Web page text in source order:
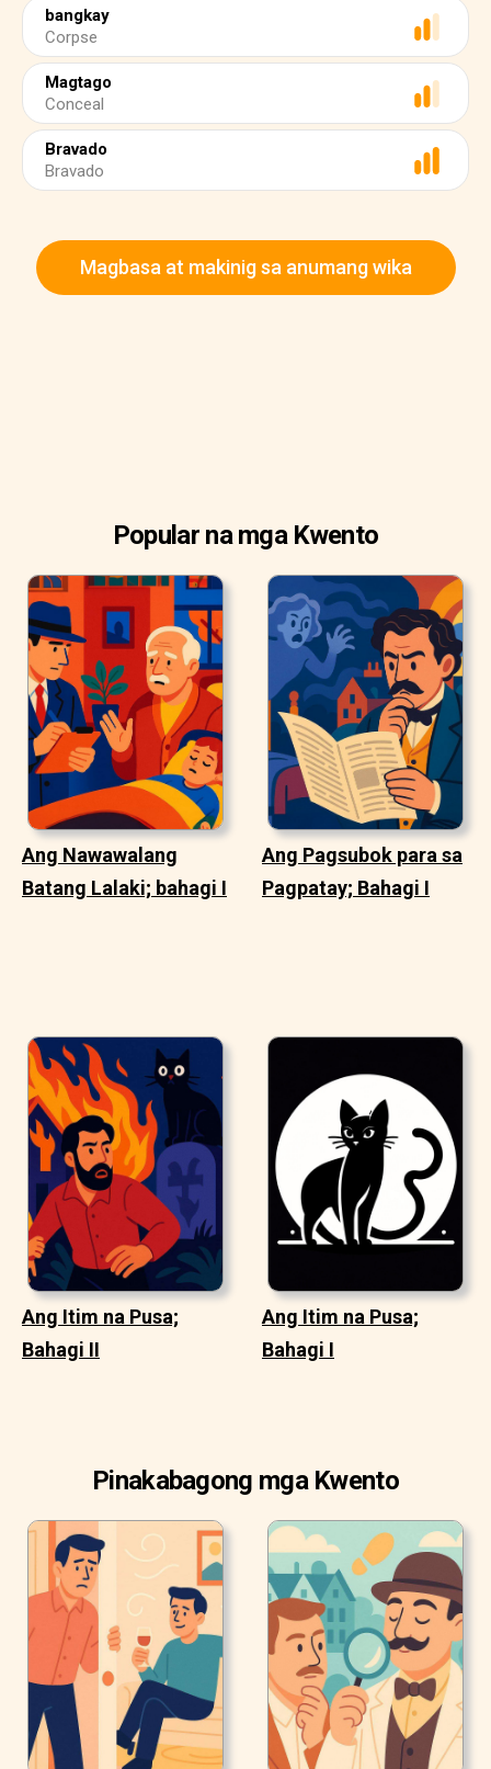
bangkay
Corpse
Magtago
Conceal
Bravado
Bravado
Magbasa at makinig sa anumang wika
Popular na mga Kwento
Ang Nawawalang
Batang Lalaki; bahagi I
Ang Pagsubok para sa
Pagpatay; Bahagi I
Ang Itim na Pusa;
Bahagi II
Ang Itim na Pusa;
Bahagi I
Pinakabagong mga Kwento